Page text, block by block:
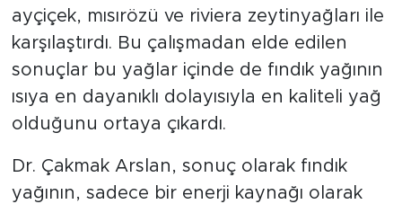
ayçiçek, mısırözü ve riviera zeytinyağları ile
karşılaştırdı. Bu çalışmadan elde edilen
sonuçlar bu yağlar içinde de fındık yağının
ısıya en dayanıklı dolayısıyla en kaliteli yağ
olduğunu ortaya çıkardı.
Dr. Çakmak Arslan, sonuç olarak fındık
yağının, sadece bir enerji kaynağı olarak